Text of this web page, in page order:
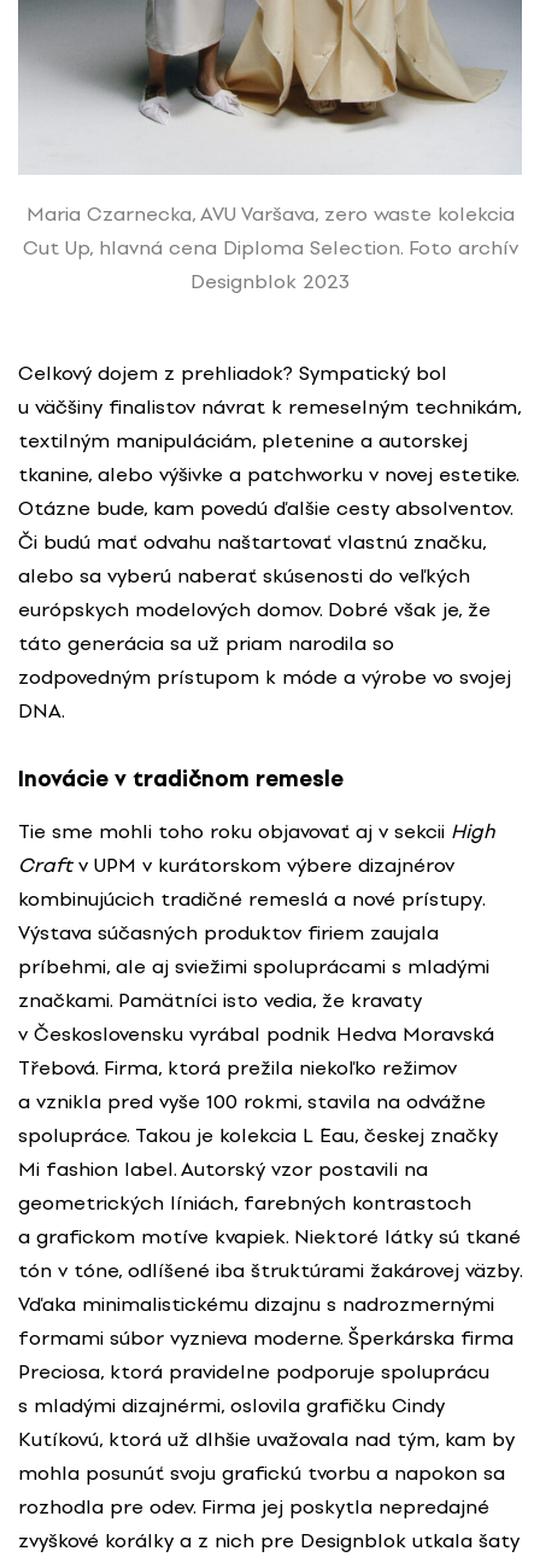
Maria Czarnecka, AVU Varšava, zero waste kolekcia
Cut Up, hlavná cena Diploma Selection. Foto archív
Designblok 2023
Celkový dojem z prehliadok? Sympatický bol
u väčšiny finalistov návrat k remeselným technikám,
textilným manipuláciám, pletenine a autorskej
tkanine, alebo výšivke a patchworku v novej estetike.
Otázne bude, kam povedú ďalšie cesty absolventov.
Či budú mať odvahu naštartovať vlastnú značku,
alebo sa vyberú naberať skúsenosti do veľkých
európskych modelových domov. Dobré však je, že
táto generácia sa už priam narodila so
zodpovedným prístupom k móde a výrobe vo svojej
DNA.
Inovácie v tradičnom remesle
Tie sme mohli toho roku objavovať aj v sekcii High
Craftv UPM v kurátorskom výbere dizajnérov
kombinujúcich tradičné remeslá a nové prístupy.
Výstava súčasných produktov firiem zaujala
príbehmi, ale aj sviežimi spoluprácami s mladými
značkami. Pamätníci isto vedia, že kravaty
v Československu vyrábal podnik Hedva Moravská
Třebová. Firma, ktorá prežila niekoľko režimov
a vznikla pred vyše 100 rokmi, stavila na odvážne
spolupráce. Takou je kolekcia L ´Eau, českej značky
Mi fashion label. Autorský vzor postavili na
geometrických líniách, farebných kontrastoch
a grafickom motíve kvapiek. Niektoré látky sú tkané
tón v tóne, odlíšené iba štruktúrami žakárovej väzby.
Vďaka minimalistickému dizajnu s nadrozmernými
formami súbor vyznieva moderne. Šperkárska firma
Preciosa, ktorá pravidelne podporuje spoluprácu
s mladými dizajnérmi, oslovila grafičku Cindy
Kutíkovú, ktorá už dlhšie uvažovala nad tým, kam by
mohla posunúť svoju grafickú tvorbu a napokon sa
rozhodla pre odev. Firma jej poskytla nepredajné
zvyškové korálky a z nich pre Designblok utkala šaty